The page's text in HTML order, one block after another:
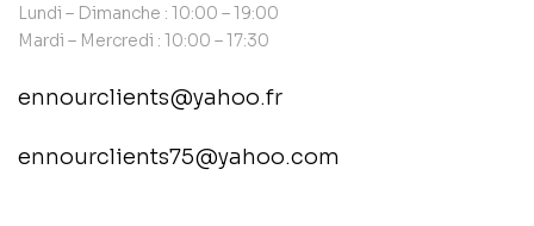
Lundi – Dimanche : 10:00 – 19:00
Mardi – Mercredi : 10:00 – 17:30
ennourclients@yahoo.fr
ennourclients75@yahoo.com